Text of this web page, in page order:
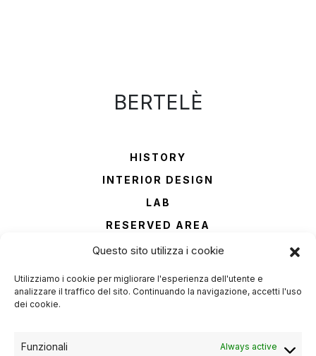
Questo sito utilizza i cookie
Utilizziamo i cookie per migliorare l'esperienza dell'utente e
analizzare il traffico del sito. Continuando la navigazione, accetti l'uso
dei cookie.
Funzionali Always active
BERTELÈ
HISTORY
INTERIOR DESIGN
LAB
RESERVED AREA
CONTACTS
Phone